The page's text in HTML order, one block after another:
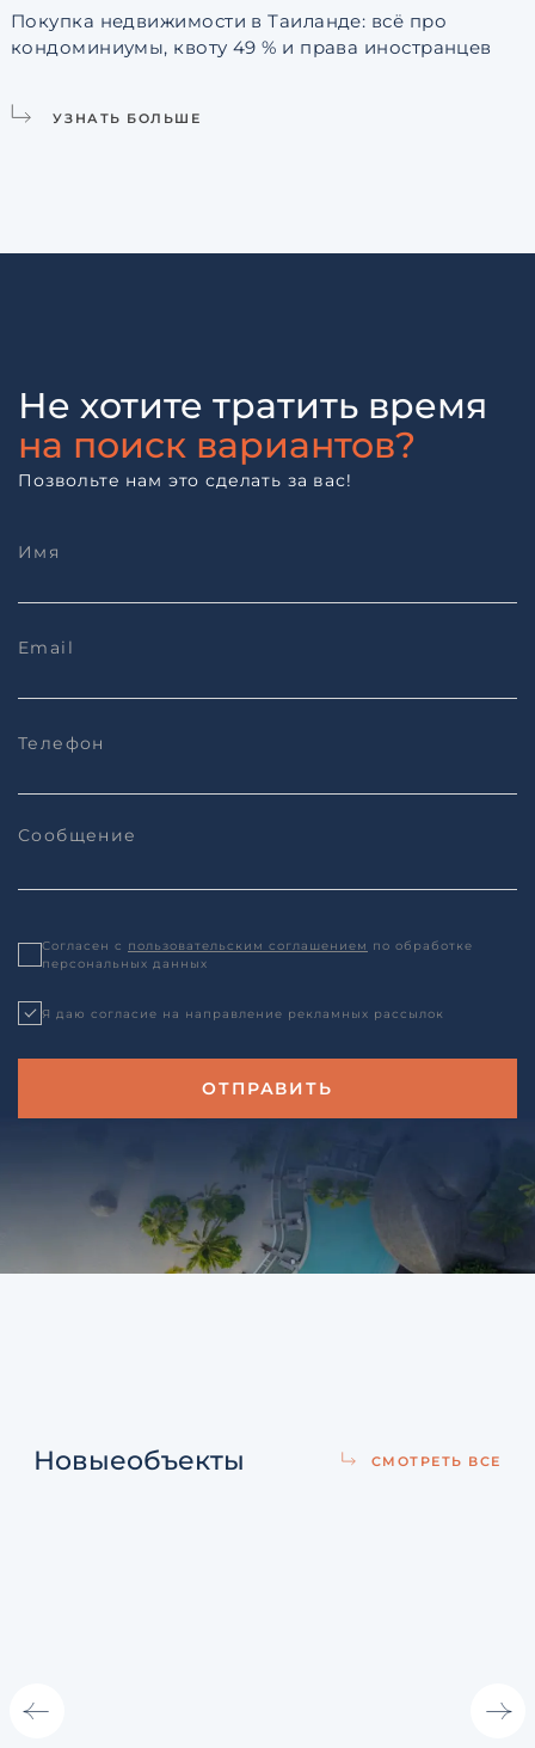
Покупка недвижимости в Таиланде: всё про
кондоминиумы, квоту 49 % и права иностранцев
УЗНАТЬ БОЛЬШЕ
Не хотите тратить время
на поиск вариантов?
Позвольте нам это сделать за вас!
Согласен с пользовательским соглашением по обработке
персональных данных
Я даю согласие на направление рекламных рассылок
Новыеобъекты СМОТРЕТЬ ВСЕ